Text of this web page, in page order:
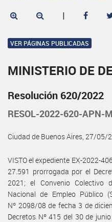
|
VER PÁGINAS PUBLICADAS
MINISTERIO DE
Resolución 620/2022
RESOL-2022-620-APN-
Ciudad de Buenos Aires, 27/05/
VISTO el expediente EX-2022-
27.591 prorrogada por el
2021; el Convenio Colectivo
Nacional de Empleo Público
Nº 2098/08 de fecha 3 de
Decretos Nº 415 del 30 de